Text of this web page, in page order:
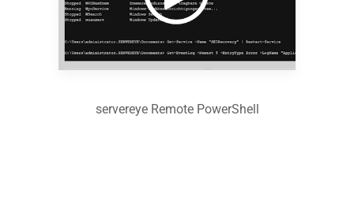
servereye Remote PowerShell